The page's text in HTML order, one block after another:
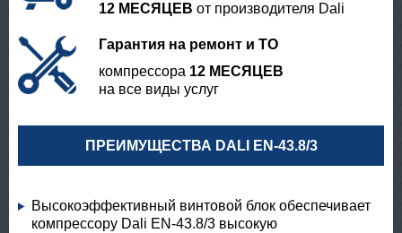
12 МЕСЯЦЕВ от производителя Dali
Гарантия на ремонт и ТО
компрессора 12 МЕСЯЦЕВ
на все виды услуг
ПРЕИМУЩЕСТВА DALI EN-43.8/3
Высокоэффективный винтовой блок обеспечивает
компрессору Dali EN-43.8/3 высокую